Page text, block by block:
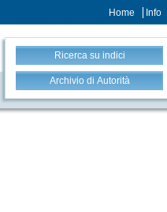
Home Info
Ricerca su indici
Archivio di Autorità